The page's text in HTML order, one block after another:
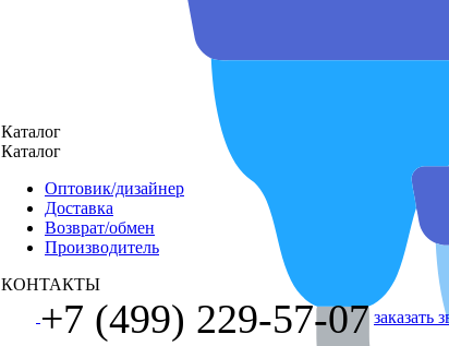
Каталог
Каталог
Оптовик/дизайнер
Доставка
Возврат/обмен
Производитель
КОНТАКТЫ
+7 (499) 229-57-07 заказать